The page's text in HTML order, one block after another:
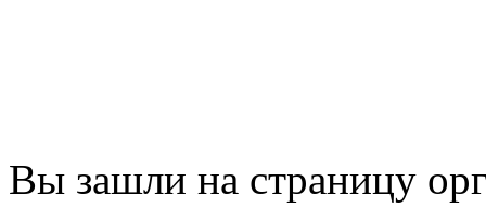
Вы зашли на страницу